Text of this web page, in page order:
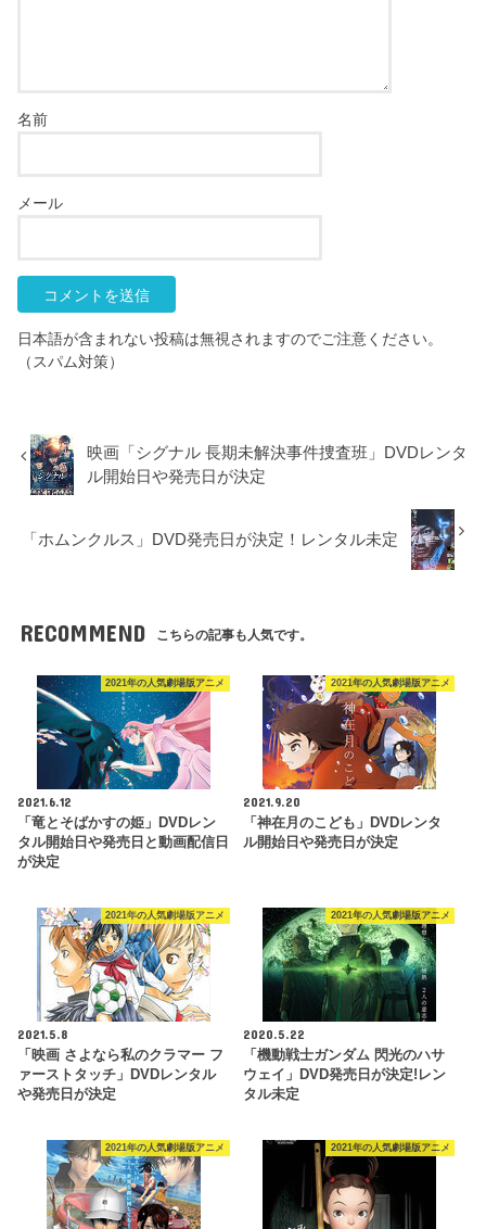
名前
メール
日本語が含まれない投稿は無視されますのでご注意ください。
（スパム対策）
映画「シグナル 長期未解決事件捜査班」DVDレンタ
ル開始日や発売日が決定
「ホムンクルス」DVD発売日が決定！レンタル未定
RECOMMEND こちらの記事も人気です。
2021年の人気劇場版アニメ
2021.6.12
「竜とそばかすの姫」DVDレン
タル開始日や発売日と動画配信日
が決定
2021年の人気劇場版アニメ
2021.9.20
「神在月のこども」DVDレンタ
ル開始日や発売日が決定
2021年の人気劇場版アニメ
2021.5.8
「映画 さよなら私のクラマー フ
ァーストタッチ」DVDレンタル
や発売日が決定
2021年の人気劇場版アニメ
2020.5.22
「機動戦士ガンダム 閃光のハサ
ウェイ」DVD発売日が決定!レン
タル未定
2021年の人気劇場版アニメ 2021年の人気劇場版アニメ